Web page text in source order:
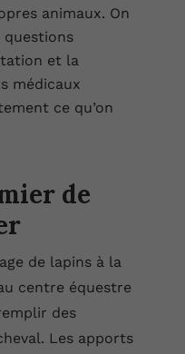
animaux. On
questions
et la
médicaux
ce qu’on
de
de lapins à la
centre équestre
des
Les apports